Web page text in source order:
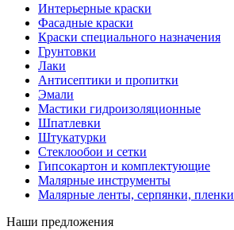
Интерьерные краски
Фасадные краски
Краски специального назначения
Грунтовки
Лаки
Антисептики и пропитки
Эмали
Мастики гидроизоляционные
Шпатлевки
Штукатурки
Стеклообои и сетки
Гипсокартон и комплектующие
Малярные инструменты
Малярные ленты, серпянки, пленки
Наши предложения